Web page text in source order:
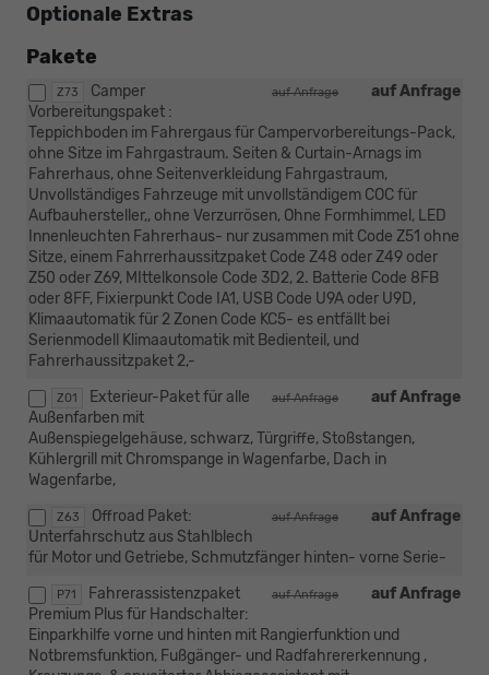
Optionale Extras
Pakete
Z73 auf Anfrage
auf Anfrage
Camper
Vorbereitungspaket :
Teppichboden im Fahrergaus für Campervorbereitungs-Pack,
ohne Sitze im Fahrgastraum. Seiten & Curtain-Arnags im
Fahrerhaus, ohne Seitenverkleidung Fahrgastraum,
Unvollständiges Fahrzeuge mit unvollständigem COC für
Aufbauhersteller,, ohne Verzurrösen, Ohne Formhimmel, LED
Innenleuchten Fahrerhaus- nur zusammen mit Code Z51 ohne
Sitze, einem Fahrrerhaussitzpaket Code Z48 oder Z49 oder
Z50 oder Z69, MIttelkonsole Code 3D2, 2. Batterie Code 8FB
oder 8FF, Fixierpunkt Code IA1, USB Code U9A oder U9D,
Klimaautomatik für 2 Zonen Code KC5- es entfällt bei
Serienmodell Klimaautomatik mit Bedienteil, und
Fahrerhaussitzpaket 2,-
Z01 auf Anfrage
auf Anfrage
Exterieur-Paket für alle
Außenfarben mit
Außenspiegelgehäuse, schwarz, Türgriffe, Stoßstangen,
Kühlergrill mit Chromspange in Wagenfarbe, Dach in
Wagenfarbe,
Z63 auf Anfrage
auf Anfrage
Offroad Paket:
Unterfahrschutz aus Stahlblech
für Motor und Getriebe, Schmutzfänger hinten- vorne Serie-
P71 auf Anfrage
auf Anfrage
Fahrerassistenzpaket
Premium Plus für Handschalter:
Einparkhilfe vorne und hinten mit Rangierfunktion und
Notbremsfunktion, Fußgänger- und Radfahrererkennung ,